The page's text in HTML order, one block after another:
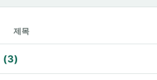
제목
(3)